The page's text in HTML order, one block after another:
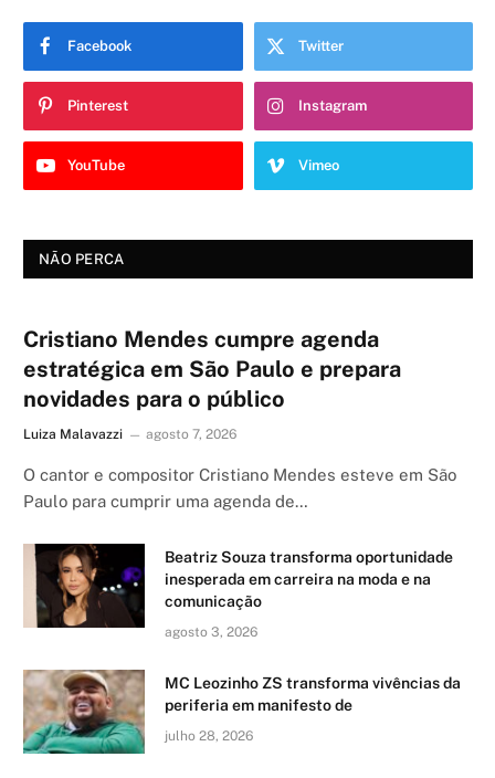
Facebook Twitter
Pinterest Instagram
YouTube Vimeo
NÃO PERCA
Cristiano Mendes cumpre agenda
estratégica em São Paulo e prepara
novidades para o público
Luiza Malavazzi agosto 7, 2026
O cantor e compositor Cristiano Mendes esteve em São
Paulo para cumprir uma agenda de…
Beatriz Souza transforma oportunidade
inesperada em carreira na moda e na
comunicação
agosto 3, 2026
MC Leozinho ZS transforma vivências da
periferia em manifesto de
julho 28, 2026